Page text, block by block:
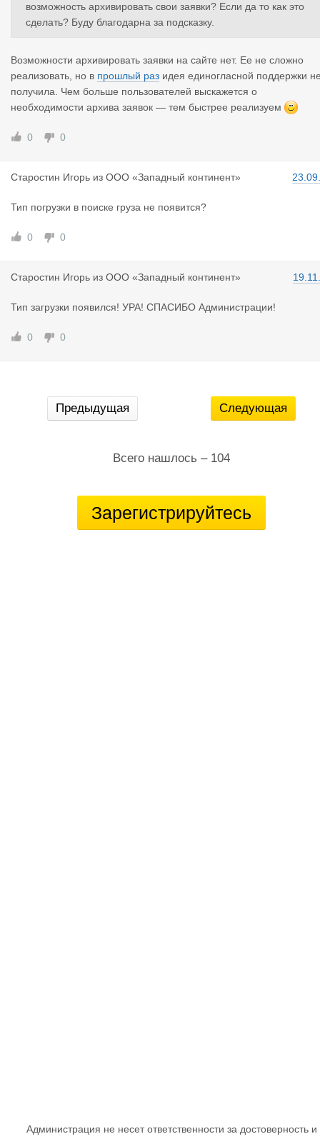
возможность архивировать свои заявки? Если да то как это
сделать? Буду благодарна за подсказку.
Возможности архивировать заявки на сайте нет. Ее не сложно
реализовать, но в прошлый раз идея единогласной поддержки
получила. Чем больше пользователей выскажется о
необходимости архива заявок — тем быстрее реализуем
0 0
Старостин Игорь из ООО «Западный континент»
Тип погрузки в поиске груза не появится?
0 0
Старостин Игорь из ООО «Западный континент»
Тип загрузки появился! УРА! СПАСИБО Администрации!
0 0
Предыдущая Следующая
Всего нашлось – 104
Зарегистрируйтесь
Администрация не несет ответственности за достоверность и